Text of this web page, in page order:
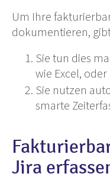
Um Ihre
dokumentieren,
Sie tun dies
wie Excel, oder
Sie nutzen
smarte
Jira